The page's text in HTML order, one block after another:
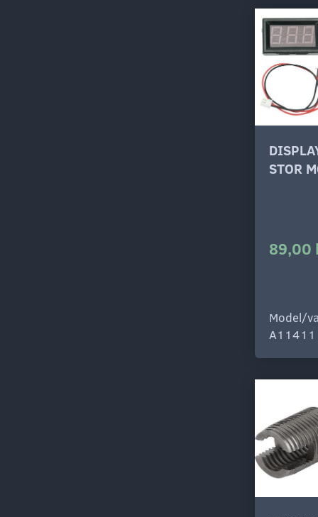
STOR
89,00
Model/
A11411